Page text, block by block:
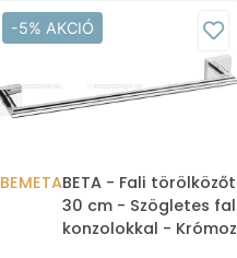
-5% AKCIÓ
BEMETABETA - Fali
30 cm - Szögletes
konzolokkal -